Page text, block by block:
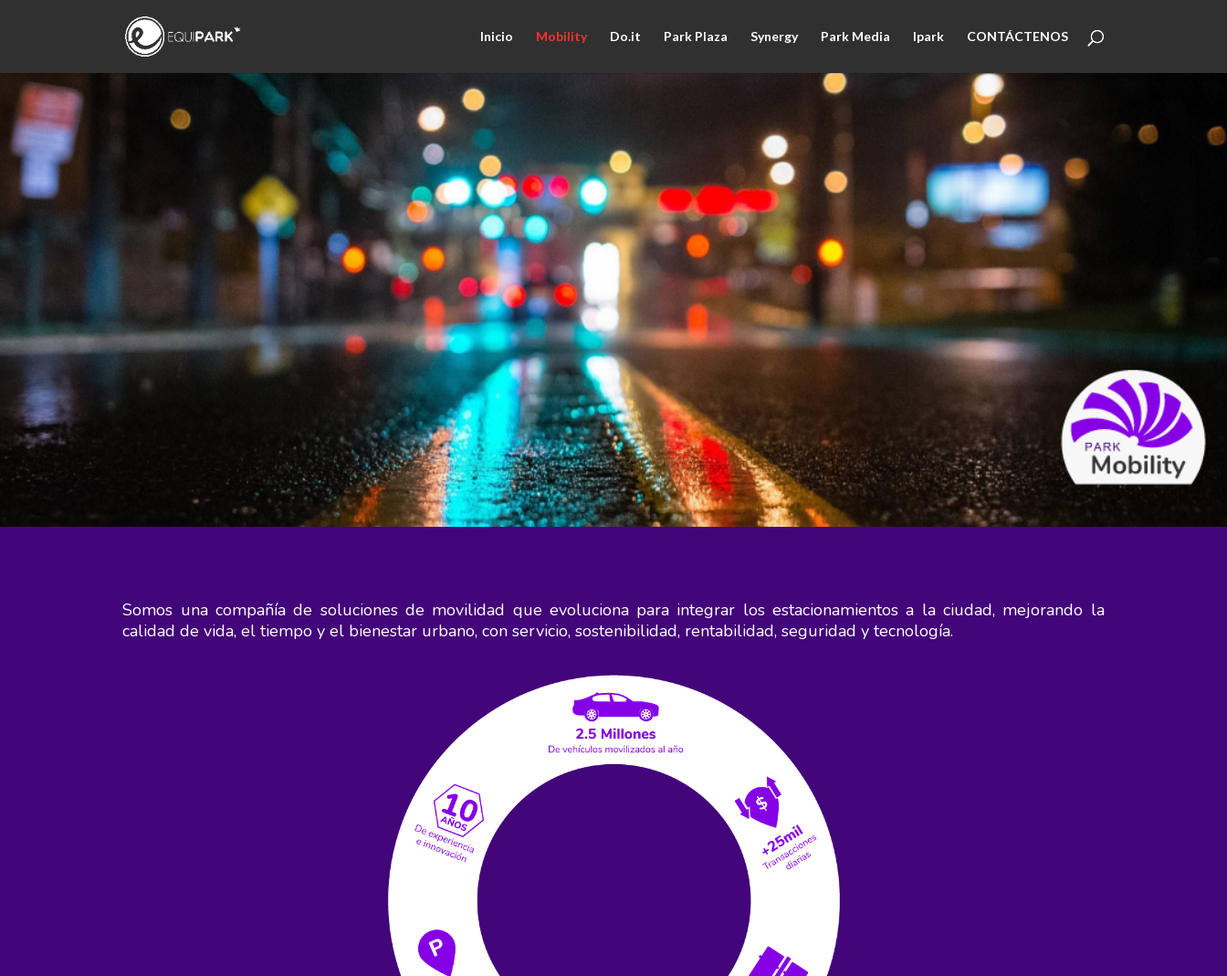
Inicio Mobility Do.it Park Plaza Synergy Park Media Ipark CONTÁCTENOS
Somos una compañía de soluciones de movilidad que evoluciona para integrar los estacionamientos a la ciudad, mejorando la
calidad de vida, el tiempo y el bienestar urbano, con servicio, sostenibilidad, rentabilidad, seguridad y tecnología.